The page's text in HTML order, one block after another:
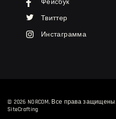
Фейсбук
Твиттер
Инстаграмма
© 2026 NORCOM, Все права
SiteCrafting